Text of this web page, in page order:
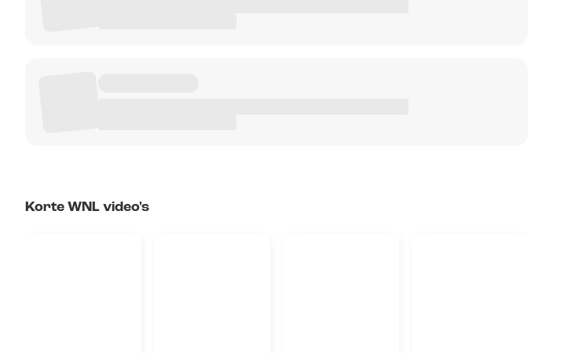
Korte WNL video's